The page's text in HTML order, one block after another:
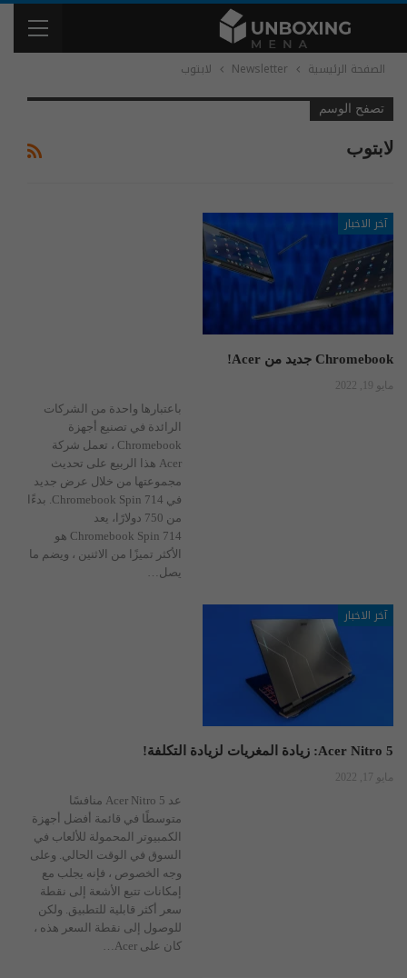
الصفحة الرئيسية Newsletter لابتوب
تصفح الوسم
لابتوب
آخر الاخبار
Chromebook جديد من Acer!
مايو 19, 2022
باعتبارها واحدة من الشركات
الرائدة في تصنيع أجهزة
Chromebook ، تعمل شركة
Acer هذا الربيع على تحديث
مجموعتها من خلال عرض جديد
في Chromebook Spin 714.
بدءًا
من 750 دولارًا، يعد
Chromebook Spin 714 هو
الأكثر تميزًا من الاثنين ، ويضم ما
يصل …
آخر الاخبار
Acer Nitro 5: زيادة المغريات لزيادة التكلفة!
مايو 17, 2022
عد Acer Nitro 5 منافسًا
متوسطًا في قائمة أفضل أجهزة
الكمبيوتر المحمولة للألعاب في
السوق في الوقت الحالي. وعلى
وجه الخصوص ، فإنه يجلب مع
إمكانات تتبع الأشعة إلى نقطة
سعر أكثر قابلية للتطبيق. ولكن
للوصول إلى نقطة السعر هذه ،
كان على Acer
…